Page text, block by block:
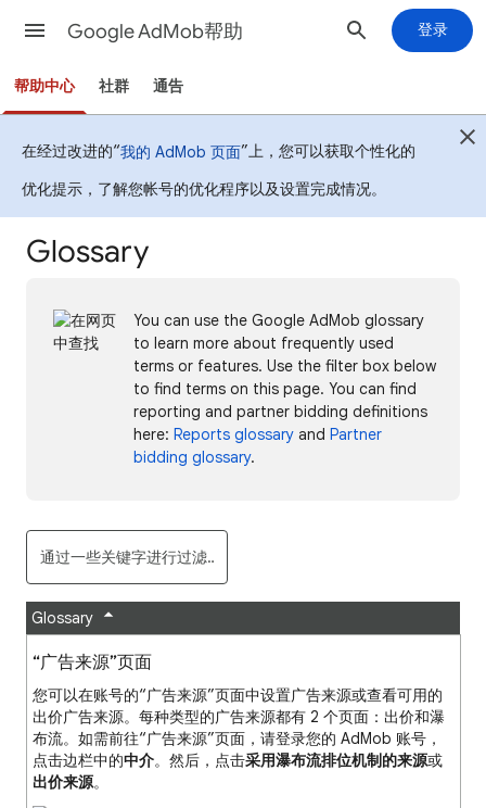
Google AdMob帮助 登录
帮助中心 社群 通告
在经过改进的“我的 AdMob 页面”上，您可以获取个性化的
优化提示，了解您帐号的优化程序以及设置完成情况。
Glossary
You can use the Google AdMob glossary
to learn more about frequently used
terms or features. Use the filter box below
to find terms on this page. You can find
reporting and partner bidding definitions
here: Reports glossary and Partner
bidding glossary.
Glossary
“广告来源”页面
您可以在账号的“广告来源”页面中设置广告来源或查看可用的
出价广告来源。每种类型的广告来源都有 2 个页面：出价和瀑
布流。如需前往“广告来源”页面，请登录您的 AdMob 账号，
点击边栏中的中介。然后，点击采用瀑布流排位机制的来源或
出价来源。